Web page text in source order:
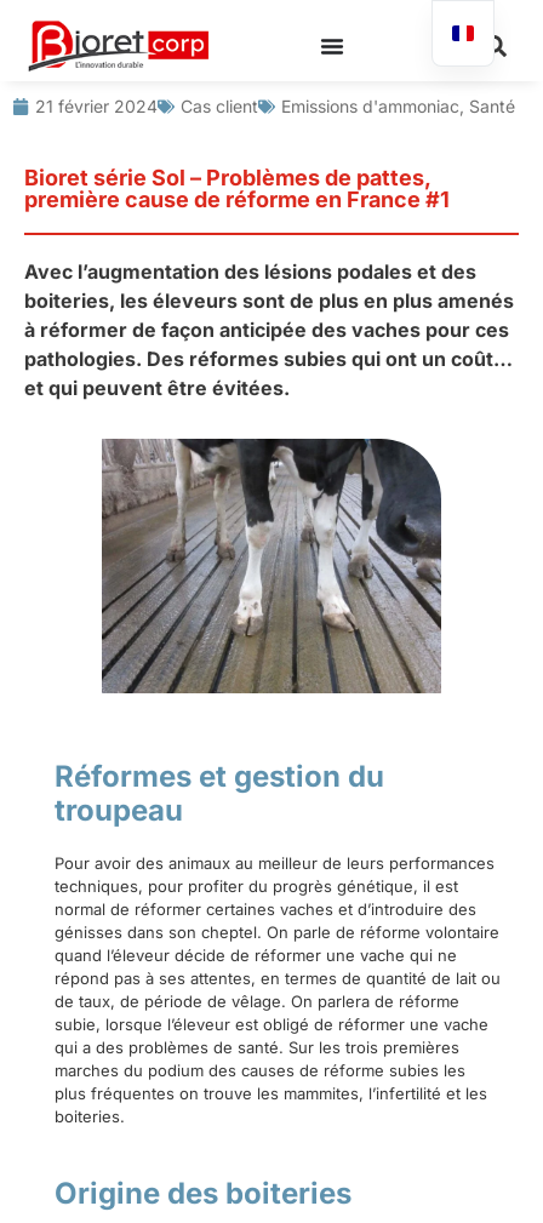
21 février 2024 Cas client Emissions d'ammoniac Santé
Bioret série Sol – Problèmes de pattes,
première cause de réforme en France #1
Avec l’augmentation des lésions podales et des
boiteries, les éleveurs sont de plus en plus amenés
à réformer de façon anticipée des vaches pour ces
pathologies. Des réformes subies qui ont un coût…
et qui peuvent être évitées.
Réformes et gestion du
troupeau
Pour avoir des animaux au meilleur de leurs performances
techniques, pour profiter du progrès génétique, il est
normal de réformer certaines vaches et d’introduire des
génisses dans son cheptel. On parle de réforme volontaire
quand l’éleveur décide de réformer une vache qui ne
répond pas à ses attentes, en termes de quantité de lait ou
de taux, de période de vêlage. On parlera de réforme
subie, lorsque l’éleveur est obligé de réformer une vache
qui a des problèmes de santé. Sur les trois premières
marches du podium des causes de réforme subies les
plus fréquentes on trouve les mammites, l’infertilité et les
boiteries.
Origine des boiteries